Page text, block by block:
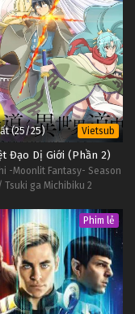
(25/25) Vietsub
Đạo Dị Giới (Phần 2)
-Moonlit Fantasy- Season
Tsuki ga Michibiku 2
Phim lẻ